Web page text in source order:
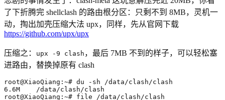
了下折腾完 shellclash 的路由根分区：只剩不到 8MB，灵机一
动，掏出加壳压缩大法 upx，同样，先从官网下载
https://github.com/upx/upx
压缩之： upx -9 clash ，最后 7MB 不到的样子，可以轻松塞
进路由，替换掉原有 clash